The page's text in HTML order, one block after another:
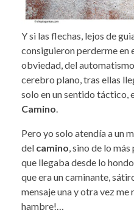
Y si las flechas, lejos de
consiguieron perderme en
obviedad, del
cerebro plano, tras ellas
solo en un sentido táctico,
Camino.
Pero yo solo atendía a un
del camino, sino de lo
que llegaba desde lo
que era un caminante,
mensaje una y otra vez
hambre!…